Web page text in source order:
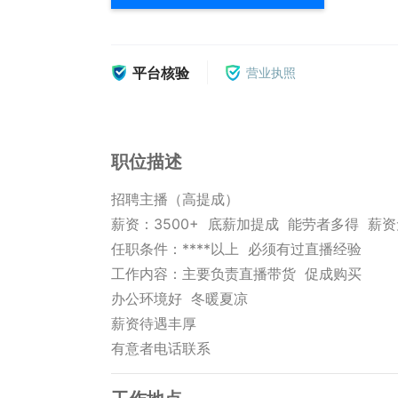
平台核验 营业执照
职位描述
招聘主播（高提成）
薪资：3500+  底薪加提成  能劳者多得  薪
任职条件：****以上  必须有过直播经验
工作内容：主要负责直播带货  促成购买
办公环境好  冬暖夏凉
薪资待遇丰厚
有意者电话联系